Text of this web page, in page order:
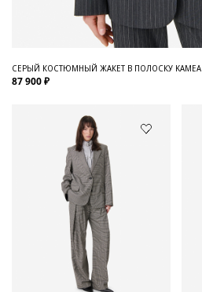
СЕРЫЙ КОСТЮМНЫЙ ЖАКЕТ В ПОЛОСКУ KAMEA
87 900 ₽